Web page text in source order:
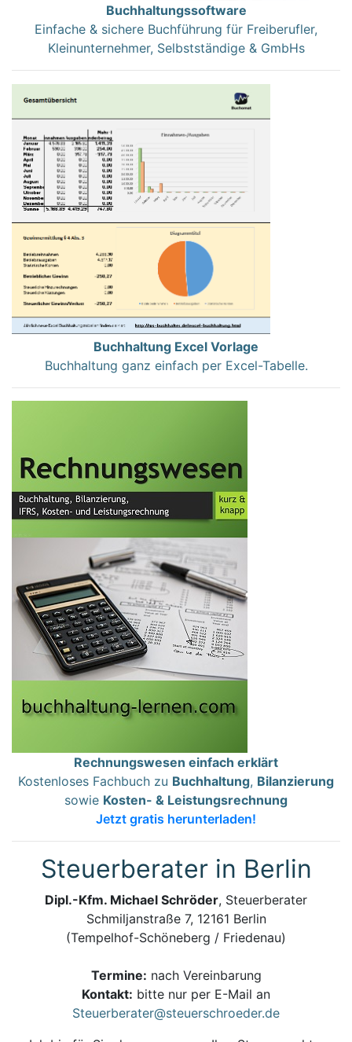
Buchhaltungssoftware
Einfache & sichere Buchführung für Freiberufler,
Kleinunternehmer, Selbstständige & GmbHs
Buchhaltung Excel Vorlage
Buchhaltung ganz einfach per Excel-Tabelle.
Rechnungswesen einfach erklärt
Kostenloses Fachbuch zu Buchhaltung, Bilanzierung
sowie Kosten- & Leistungsrechnung
Jetzt gratis herunterladen!
Steuerberater in Berlin
Dipl.-Kfm. Michael Schröder, Steuerberater
Schmiljanstraße 7, 12161 Berlin
(Tempelhof-Schöneberg / Friedenau)
Termine: nach Vereinbarung
Kontakt: bitte nur per E-Mail an
Steuerberater@steuerschroeder.de